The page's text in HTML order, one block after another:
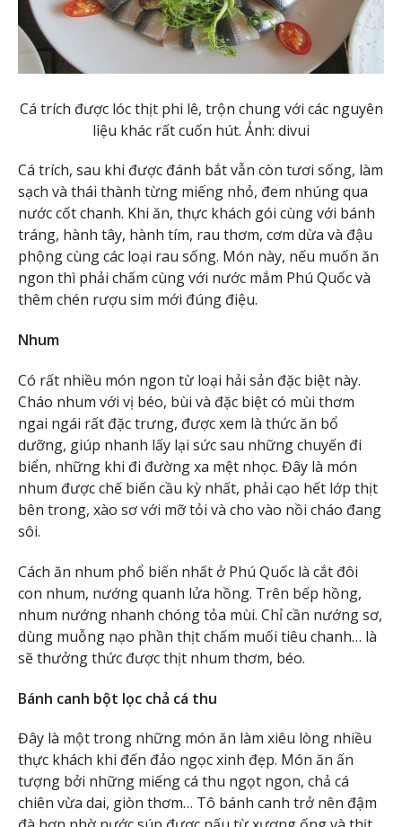
Cá trích được lóc thịt phi lê, trộn chung với các nguyên
liệu khác rất cuốn hút. Ảnh: divui
Cá trích, sau khi được đánh bắt vẫn còn tươi sống, làm
sạch và thái thành từng miếng nhỏ, đem nhúng qua
nước cốt chanh. Khi ăn, thực khách gói cùng với bánh
tráng, hành tây, hành tím, rau thơm, cơm dừa và đậu
phộng cùng các loại rau sống. Món này, nếu muốn ăn
ngon thì phải chấm cùng với nước mắm Phú Quốc và
thêm chén rượu sim mới đúng điệu.
Nhum
Có rất nhiều món ngon từ loại hải sản đặc biệt này.
Cháo nhum với vị béo, bùi và đặc biệt có mùi thơm
ngai ngái rất đặc trưng, được xem là thức ăn bổ
dưỡng, giúp nhanh lấy lại sức sau những chuyến đi
biển, những khi đi đường xa mệt nhọc. Đây là món
nhum được chế biến cầu kỳ nhất, phải cạo hết lớp thịt
bên trong, xào sơ với mỡ tỏi và cho vào nồi cháo đang
sôi.
Cách ăn nhum phổ biến nhất ở Phú Quốc là cắt đôi
con nhum, nướng quanh lửa hồng. Trên bếp hồng,
nhum nướng nhanh chóng tỏa mùi. Chỉ cần nướng sơ,
dùng muỗng nạo phần thịt chấm muối tiêu chanh… là
sẽ thưởng thức được thịt nhum thơm, béo.
Bánh canh bột lọc chả cá thu
Đây là một trong những món ăn làm xiêu lòng nhiều
thực khách khi đến đảo ngọc xinh đẹp. Món ăn ấn
tượng bởi những miếng cá thu ngọt ngon, chả cá
chiên vừa dai, giòn thơm… Tô bánh canh trở nên đậm